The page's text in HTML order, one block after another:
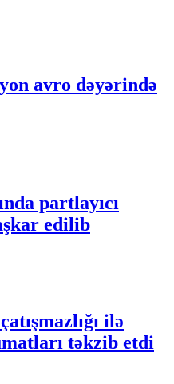
avro dəyərində
partlayıcı
edilib
ilə
təkzib etdi